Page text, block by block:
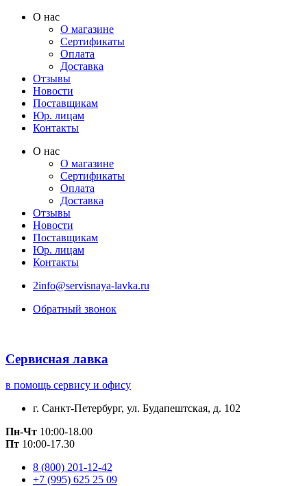
Перейти
содержимому
О нас
О магазине
Сертификаты
Оплата
Доставка
Отзывы
Новости
Поставщикам
Юр. лицам
Контакты
О нас
О магазине
Сертификаты
Оплата
Доставка
Отзывы
Новости
Поставщикам
Юр. лицам
Контакты
2info@servisnaya-lavka.ru
Обратный звонок
Сервисная лавка
в помощь сервису и офису
г. Санкт-Петербург, ул. Будапештская, д. 102
Пн-Чт 10:00-18.00
Пт 10:00-17.30
8 (800) 201-12-42
+7 (995) 625 25 09